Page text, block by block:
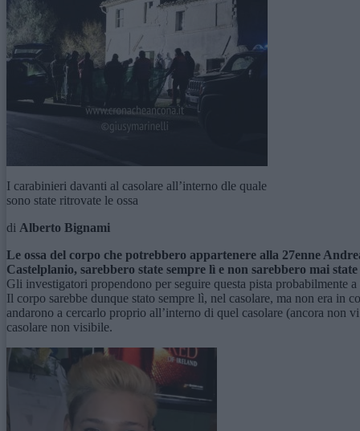
I carabinieri davanti al casolare all’interno dle quale
sono state ritrovate le ossa
di Alberto Bignami
Le ossa del corpo che potrebbero appartenere alla 27enne
Castelplanio, sarebbero state sempre lì e non sarebbero mai state
Gli investigatori propendono per seguire questa pista probabilmente
Il corpo sarebbe dunque stato sempre lì, nel casolare, ma non era in
andarono a cercarlo proprio all’interno di quel casolare (ancora non
casolare non visibile.